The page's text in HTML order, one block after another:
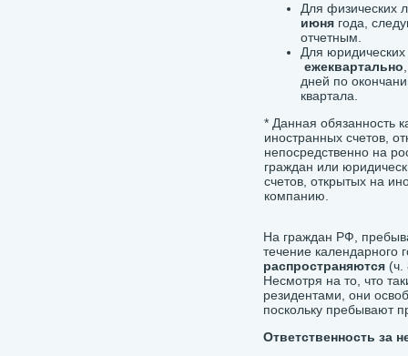
Для физических
июня года,
отчетным.
Для
ежеквартально
дней по
квартала.
* Данная обязанность
иностранных счетов,
непосредственно на
граждан или
счетов, открытых на
компанию.
На граждан РФ,
течение календарного
распространяются (ч.
Несмотря на то, что
резидентами, они
поскольку пребывают
Ответственность за